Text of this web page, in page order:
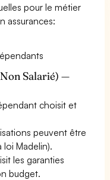
pour le métier
assurances:
Salarié) —
choisit et
peuvent être
loi Madelin).
les garanties
budget.